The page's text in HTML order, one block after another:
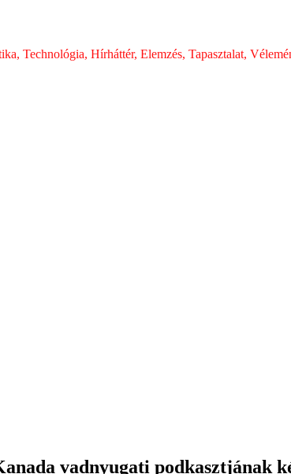
Technológia, Hírháttér, Elemzés, Tapasztalat,
vadnyugati podkasztjának